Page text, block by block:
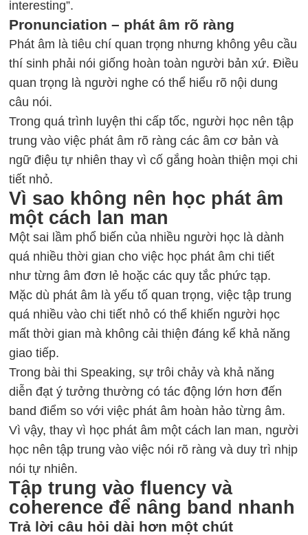
interesting”.
Pronunciation – phát âm rõ ràng
Phát âm là tiêu chí quan trọng nhưng không yêu cầu
thí sinh phải nói giống hoàn toàn người bản xứ. Điều
quan trọng là người nghe có thể hiểu rõ nội dung
câu nói.
Trong quá trình luyện thi cấp tốc, người học nên tập
trung vào việc phát âm rõ ràng các âm cơ bản và
ngữ điệu tự nhiên thay vì cố gắng hoàn thiện mọi chi
tiết nhỏ.
Vì sao không nên học phát âm
một cách lan man
Một sai lầm phổ biến của nhiều người học là dành
quá nhiều thời gian cho việc học phát âm chi tiết
như từng âm đơn lẻ hoặc các quy tắc phức tạp.
Mặc dù phát âm là yếu tố quan trọng, việc tập trung
quá nhiều vào chi tiết nhỏ có thể khiến người học
mất thời gian mà không cải thiện đáng kể khả năng
giao tiếp.
Trong bài thi Speaking, sự trôi chảy và khả năng
diễn đạt ý tưởng thường có tác động lớn hơn đến
band điểm so với việc phát âm hoàn hảo từng âm.
Vì vậy, thay vì học phát âm một cách lan man, người
học nên tập trung vào việc nói rõ ràng và duy trì nhịp
nói tự nhiên.
Tập trung vào fluency và
coherence để nâng band nhanh
Trả lời câu hỏi dài hơn một chút